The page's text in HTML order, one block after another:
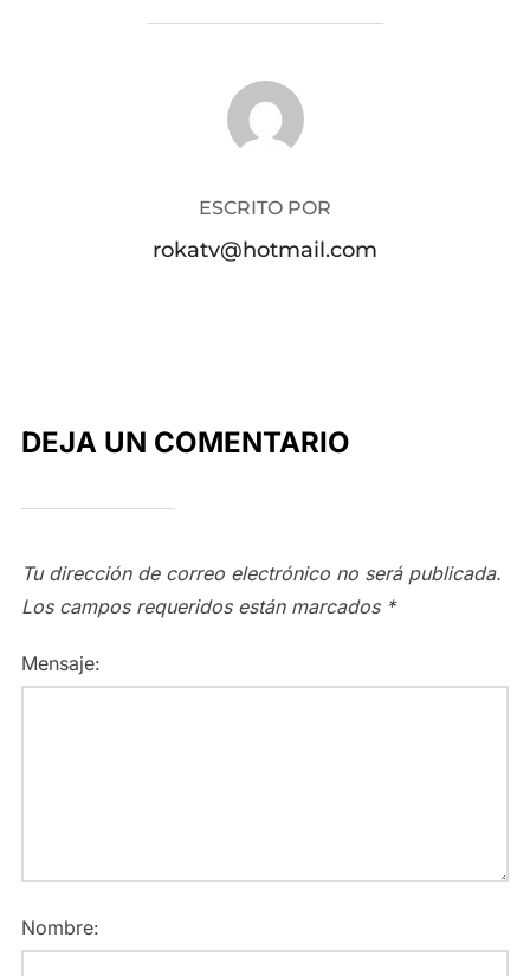
AUTOR DE LA PUBLICACIÓN
ESCRITO POR
rokatv@hotmail.com
DEJA UN COMENTARIO
Tu dirección de correo electrónico no será publicada.
Los campos requeridos están marcados *
Mensaje:
Nombre: